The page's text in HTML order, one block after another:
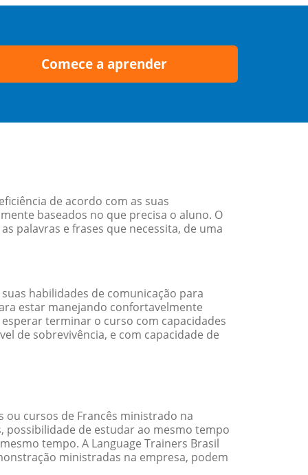
Comece a aprender
de acordo com as suas
baseados no que precisa o aluno. O
palavras e frases que necessita, de uma
habilidades de comunicação para
estar manejando confortavelmente
terminar o curso com capacidades
de sobrevivência, e com capacidade de
ou cursos de Francês ministrado na
possibilidade de estudar ao mesmo tempo
tempo. A Language Trainers Brasil
ministradas na empresa, podem